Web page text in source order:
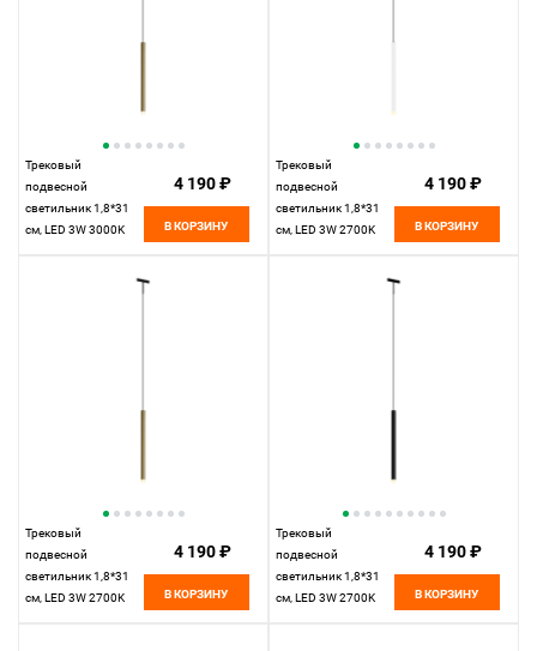
Трековый
подвесной
светильник 1,8*31
см, LED 3W 3000K
4 190 ₽
В КОРЗИНУ
Трековый
подвесной
светильник 1,8*31
см, LED 3W 2700K
4 190 ₽
В КОРЗИНУ
Трековый
подвесной
светильник 1,8*31
см, LED 3W 2700K
4 190 ₽
В КОРЗИНУ
Трековый
подвесной
светильник 1,8*31
см, LED 3W 2700K
4 190 ₽
В КОРЗИНУ